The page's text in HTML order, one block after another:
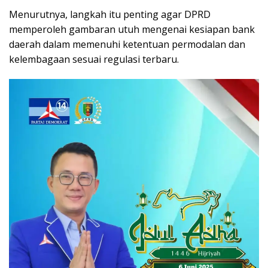
Menurutnya, langkah itu penting agar DPRD
memperoleh gambaran utuh mengenai kesiapan bank
daerah dalam memenuhi ketentuan permodalan dan
kelembagaan sesuai regulasi terbaru.